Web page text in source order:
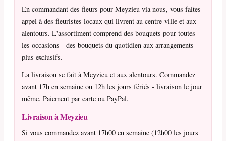
En commandant des fleurs pour Meyzieu via nous, vous faites
appel à des fleuristes locaux qui livrent au centre-ville et aux
alentours. L'assortiment comprend des bouquets pour toutes
les occasions - des bouquets du quotidien aux arrangements
plus exclusifs.
La livraison se fait à Meyzieu et aux alentours. Commandez
avant 17h en semaine ou 12h les jours fériés - livraison le jour
même. Paiement par carte ou PayPal.
Livraison à Meyzieu
Si vous commandez avant 17h00 en semaine (12h00 les jours